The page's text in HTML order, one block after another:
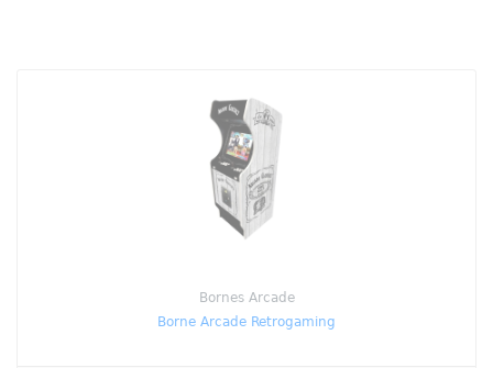
Bornes Arcade
Borne Arcade Retrogaming